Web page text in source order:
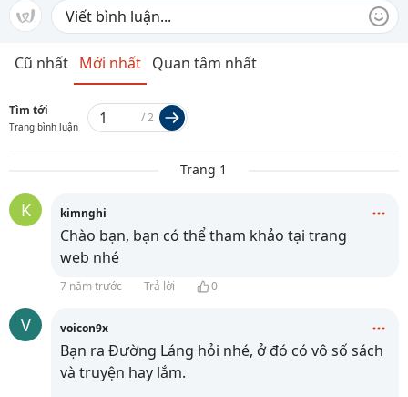
Cũ nhất Mới nhất Quan tâm nhất
Tìm tới
Trang bình luận
/2
Trang 1
K kimnghi
Chào bạn, bạn có thể tham khảo tại trang
web nhé
7 năm trước Trả lời 0
V voicon9x
Bạn ra Đường Láng hỏi nhé, ở đó có vô số sách
và truyện hay lắm.